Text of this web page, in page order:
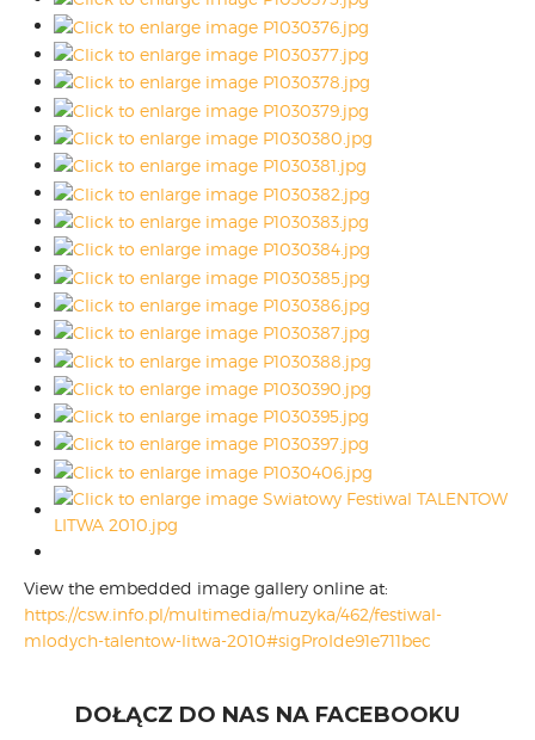
View the embedded image gallery online at:
https://csw.info.pl/multimedia/muzyka/462/festiwal-
mlodych-talentow-litwa-2010#sigProIde91e711bec
DOŁĄCZ DO NAS NA FACEBOOKU